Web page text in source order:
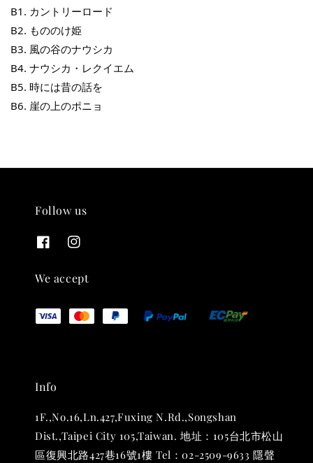
B1. カントリーロード
B2. もののけ姫
B3. 風の谷のナウシカ
B4. ナウシカ・レクイエム
B5. 時には昔の話を
B6. 崖の上のポニョ
Follow us
We accept
Info
1F.,No.16,Ln.427,Fuxing N.Rd.,Songshan
Dist.,Taipei City 105,Taiwan. 地址：105台北市松山
區復興北路427巷16號1樓 Tel：02-2509-9633 隱聲